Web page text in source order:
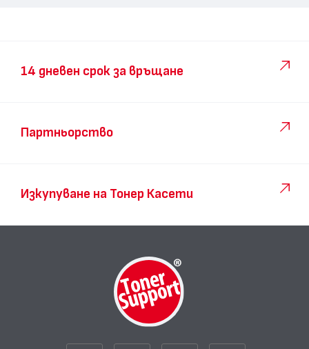
14 дневен срок за връщане
Партньорство
Изкупуване на Тонер Касети